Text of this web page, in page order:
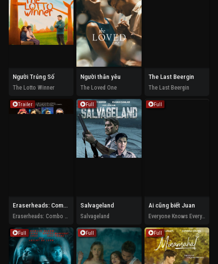
Người Trúng Số
The Lotto Winner
Người thân yêu
The Loved One
The Last Beergin
The Last Beergin
Trailer
Eraserheads: Combo on the Run
Eraserheads: Combo on the Run
Full
Salvageland
Salvageland
Full
Ai cũng biết Juan
Everyone Knows Every Juan
Full Full Full